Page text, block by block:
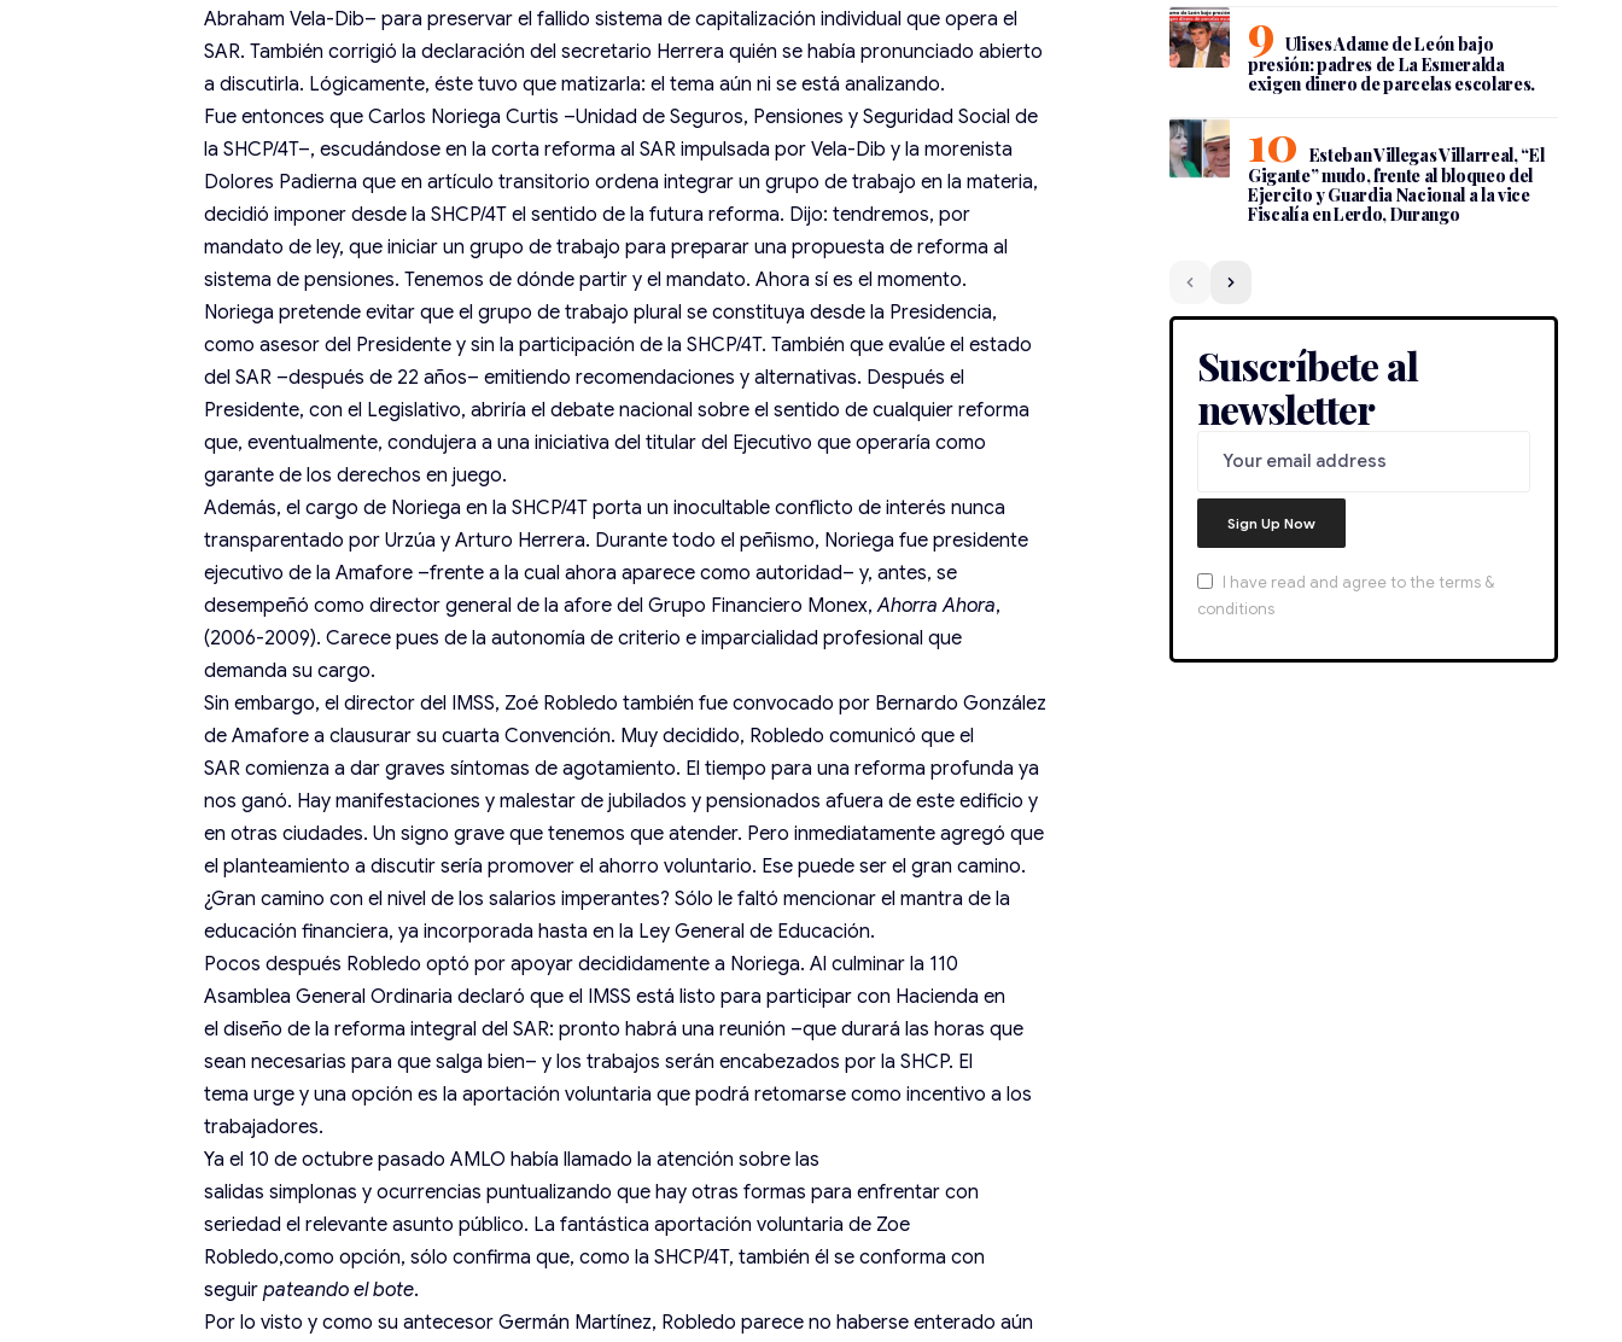
Abraham Vela-Dib– para preservar el fallido sistema de capitalización individual que opera el
SAR. También corrigió la declaración del secretario Herrera quién se había pronunciado abierto
a discutirla. Lógicamente, éste tuvo que matizarla: el tema aún ni se está analizando.
Fue entonces que Carlos Noriega Curtis –Unidad de Seguros, Pensiones y Seguridad Social de
la SHCP/4T–, escudándose en la corta reforma al SAR impulsada por Vela-Dib y la morenista
Dolores Padierna que en artículo transitorio ordena integrar un grupo de trabajo en la materia,
decidió imponer desde la SHCP/4T el sentido de la futura reforma. Dijo: tendremos, por
mandato de ley, que iniciar un grupo de trabajo para preparar una propuesta de reforma al
sistema de pensiones. Tenemos de dónde partir y el mandato. Ahora sí es el momento.
Noriega pretende evitar que el grupo de trabajo plural se constituya desde la Presidencia,
como asesor del Presidente y sin la participación de la SHCP/4T. También que evalúe el estado
del SAR –después de 22 años– emitiendo recomendaciones y alternativas. Después el
Presidente, con el Legislativo, abriría el debate nacional sobre el sentido de cualquier reforma
que, eventualmente, condujera a una iniciativa del titular del Ejecutivo que operaría como
garante de los derechos en juego.
Además, el cargo de Noriega en la SHCP/4T porta un inocultable conflicto de interés nunca
transparentado por Urzúa y Arturo Herrera. Durante todo el peñismo, Noriega fue presidente
ejecutivo de la Amafore –frente a la cual ahora aparece como autoridad– y, antes, se
desempeñó como director general de la afore del Grupo Financiero Monex,Ahorra Ahora,
(2006-2009). Carece pues de la autonomía de criterio e imparcialidad profesional que
demanda su cargo.
Sin embargo, el director del IMSS, Zoé Robledo también fue convocado por Bernardo González
de Amafore a clausurar su cuarta Convención. Muy decidido, Robledo comunicó que el
SAR comienza a dar graves síntomas de agotamiento. El tiempo para una reforma profunda ya
nos ganó. Hay manifestaciones y malestar de jubilados y pensionados afuera de este edificio y
en otras ciudades. Un signo grave que tenemos que atender. Pero inmediatamente agregó que
el planteamiento a discutir sería promover el ahorro voluntario. Ese puede ser el gran camino.
¿Gran camino con el nivel de los salarios imperantes? Sólo le faltó mencionar el mantra de la
educación financiera, ya incorporada hasta en la Ley General de Educación.
Pocos después Robledo optó por apoyar decididamente a Noriega. Al culminar la 110
Asamblea General Ordinaria declaró que el IMSS está listo para participar con Hacienda en
el diseño de la reforma integral del SAR: pronto habrá una reunión –que durará las horas que
sean necesarias para que salga bien– y los trabajos serán encabezados por la SHCP. El
tema urge y una opción es la aportación voluntaria que podrá retomarse como incentivo a los
trabajadores.
Ya el 10 de octubre pasado AMLO había llamado la atención sobre las
salidas simplonas y ocurrencias puntualizando que hay otras formas para enfrentar con
seriedad el relevante asunto público. La fantástica aportación voluntaria de Zoe
Robledo,como opción, sólo confirma que, como la SHCP/4T, también él se conforma con
seguirpateando el bote.
Por lo visto y como su antecesor Germán Martínez, Robledo parece no haberse enterado aún
Ulises Adame de León bajo
presión: padres de La Esmeralda
exigen dinero de parcelas escolares.
Esteban Villegas Villarreal, “El
Gigante” mudo, frente al bloqueo del
Ejercito y Guardia Nacional a la vice
Fiscalía en Lerdo, Durango
Suscríbete al
newsletter
I have read and agree to the terms &
conditions